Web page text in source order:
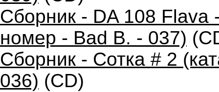
Сборник - DA 108
номер - Bad B. - 037)
Сборник - Сотка # 2
036) (CD)